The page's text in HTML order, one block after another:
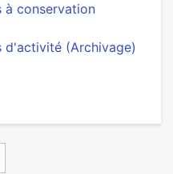
à conservation
d'activité (Archivage)